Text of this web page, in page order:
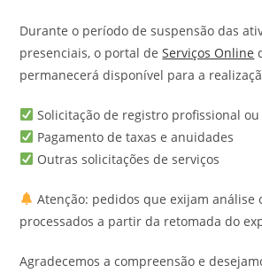
Durante o período de suspensão das
presenciais, o portal deServiços Online
permanecerá disponível para a
Solicitação de registro profissional
Pagamento de taxas e anuidades
Outras solicitações de serviços
Atenção: pedidos que exijam análise
processados a partir da retomada do
Agradecemos a compreensão e